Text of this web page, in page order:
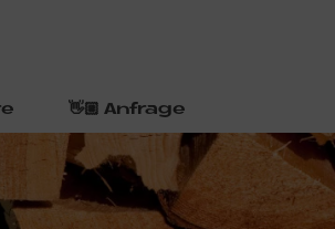
👋🏼 Anfrage